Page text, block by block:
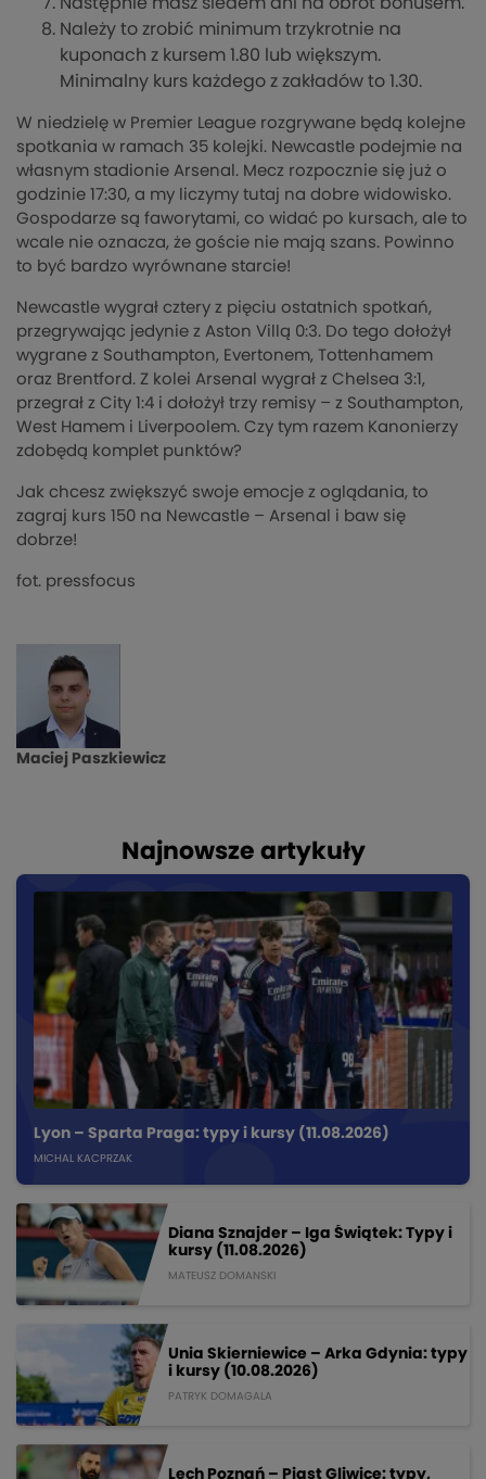
Należy to zrobić minimum trzykrotnie na
kuponach z kursem 1.80 lub większym.
Minimalny kurs każdego z zakładów to 1.30.
W niedzielę w Premier League rozgrywane będą kolejne
spotkania w ramach 35 kolejki. Newcastle podejmie na
własnym stadionie Arsenal. Mecz rozpocznie się już o
godzinie 17:30, a my liczymy tutaj na dobre widowisko.
Gospodarze są faworytami, co widać po kursach, ale to
wcale nie oznacza, że goście nie mają szans. Powinno
to być bardzo wyrównane starcie!
Newcastle wygrał cztery z pięciu ostatnich spotkań,
przegrywając jedynie z Aston Villą 0:3. Do tego dołożył
wygrane z Southampton, Evertonem, Tottenhamem
oraz Brentford. Z kolei Arsenal wygrał z Chelsea 3:1,
przegrał z City 1:4 i dołożył trzy remisy – z Southampton,
West Hamem i Liverpoolem. Czy tym razem Kanonierzy
zdobędą komplet punktów?
Jak chcesz zwiększyć swoje emocje z oglądania, to
zagraj kurs 150 na Newcastle – Arsenal i baw się
dobrze!
fot. pressfocus
Maciej Paszkiewicz
Najnowsze artykuły
Lyon – Sparta Praga: typy i kursy (11.08.2026)
MICHAL KACPRZAK
Diana Sznajder – Iga Świątek: Typy i
kursy (11.08.2026)
MATEUSZ DOMANSKI
Unia Skierniewice – Arka Gdynia: typy
i kursy (10.08.2026)
PATRYK DOMAGALA
Lech Poznań – Piast Gliwice: typy,